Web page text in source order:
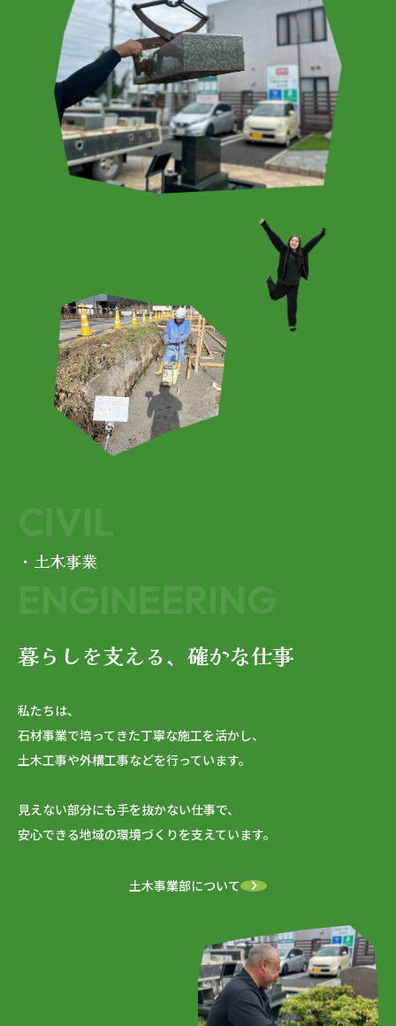
・土木事業
暮らしを支える、確かな仕事
私たちは、
石材事業で培ってきた丁寧な施工を活かし、
土木工事や外構工事などを行っています。
見えない部分にも手を抜かない仕事で、
安心できる地域の環境づくりを支えています。
土木事業部について